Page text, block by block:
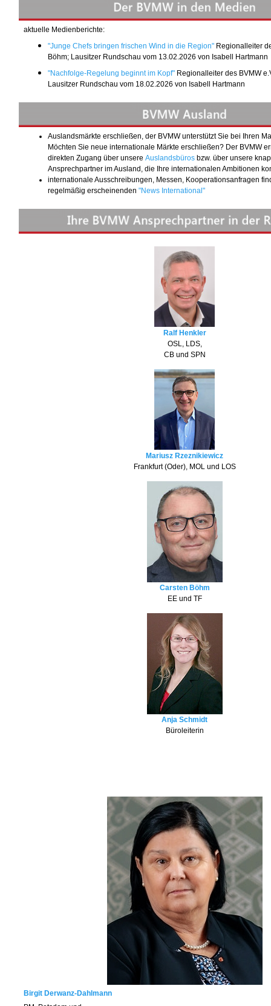
aktuelle Medienberichte:
"Junge Chefs bringen frischen Wind in die Region" Regionalleiter
Böhm; Lausitzer Rundschau vom 13.02.2026 von Isabell Hartmann
"Nachfolge-Regelung beginnt im Kopf" Regionalleiter des BVMW
Lausitzer Rundschau vom 18.02.2026 von Isabell Hartmann
Auslandsmärkte erschließen, der BVMW unterstützt Sie bei Ihren
Möchten Sie neue internationale Märkte erschließen? Der BVMW
direkten Zugang über unsere Auslandsbüros bzw. über unsere
Ansprechpartner im Ausland, die Ihre internationalen Ambitionen
internationale Ausschreibungen, Messen, Kooperationsanfragen
regelmäßig erscheinenden "News International"
Ralf Henkler
OSL, LDS,
CB und SPN
Mariusz Rzeznikiewicz
Frankfurt (Oder), MOL und LOS
Carsten Böhm
EE und TF
Anja Schmidt
Büroleiterin
Birgit Derwanz-Dahlmann